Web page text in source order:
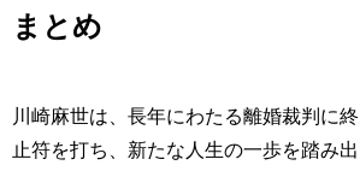
まとめ
川崎麻世は、長年にわたる離婚裁判に終
止符を打ち、新たな人生の一歩を踏み出